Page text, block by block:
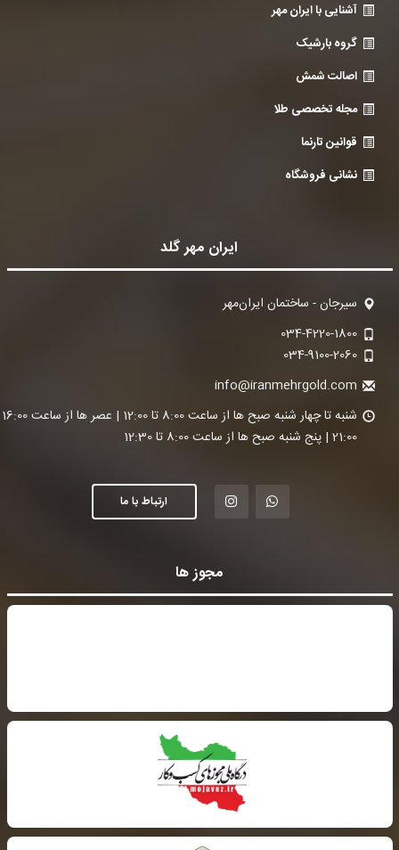
آشنایی با ایران مهر
گروه بارشیک
اصالت شمش
مجله تخصصی طلا
قوانین تارنما
نشانی فروشگاه
ایران مهر گلد
سیرجان - ساختمان ایران‌مهر
034-4220-1800
034-9100-2060
info@iranmehrgold.com
21:00 | پنج شنبه صبح ها از ساعت 8:00 تا 12:30
ارتباط با ما
مجوز ها